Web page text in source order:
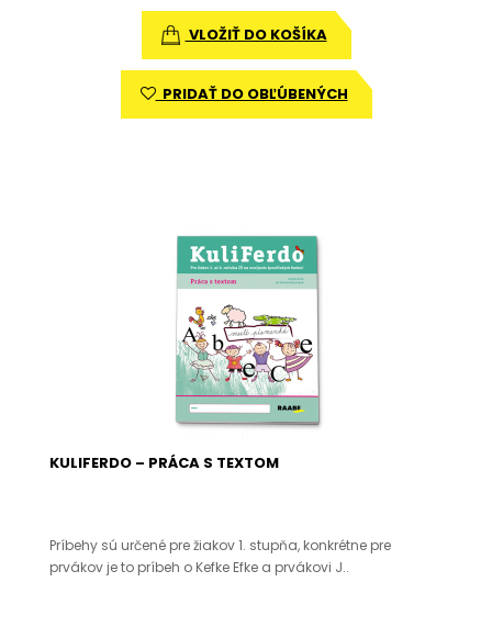
VLOŽIŤ DO KOŠÍKA
PRIDAŤ DO OBĽÚBENÝCH
KULIFERDO – PRÁCA S TEXTOM
Príbehy sú určené pre žiakov 1. stupňa, konkrétne pre
prvákov je to príbeh o Kefke Efke a prvákovi J..